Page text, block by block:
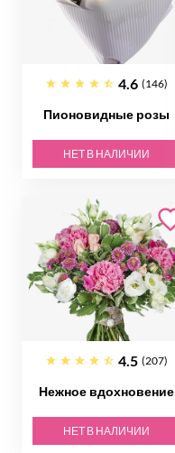
4.6 (146)
Пионовидные розы
НЕТ В НАЛИЧИИ
4.5 (207)
Нежное вдохновение
НЕТ В НАЛИЧИИ